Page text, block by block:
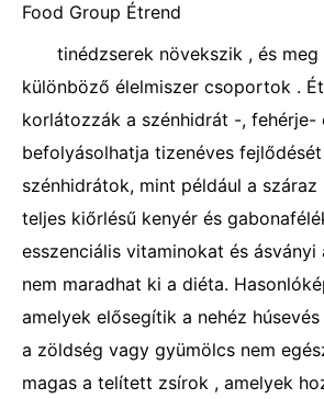
Food Group Étrend
tinédzserek növekszik , és meg
különböző élelmiszer csoportok .
korlátozzák a szénhidrát -, fehérje-
befolyásolhatja tizenéves
szénhidrátok, mint például a száraz
teljes kiőrlésű kenyér és
esszenciális vitaminokat és ásványi
nem maradhat ki a diéta.
amelyek elősegítik a nehéz
a zöldség vagy gyümölcs nem
magas a telített zsírok , amelyek